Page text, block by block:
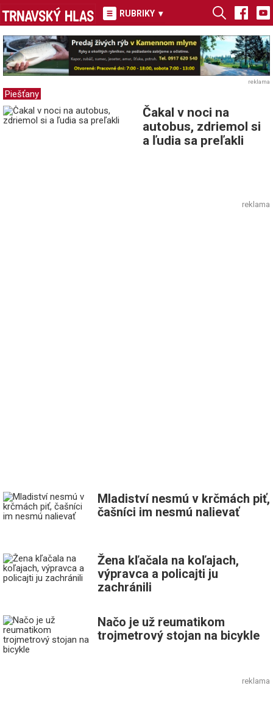
RUBRIKY ▾
reklama
Piešťany
Čakal v noci na
autobus, zdriemol si
a ľudia sa preľakli
reklama
Mladiství nesmú v krčmách piť,
čašníci im nesmú nalievať
Žena kľačala na koľajach,
výpravca a policajti ju
zachránili
Načo je už reumatikom
trojmetrový stojan na bicykle
reklama